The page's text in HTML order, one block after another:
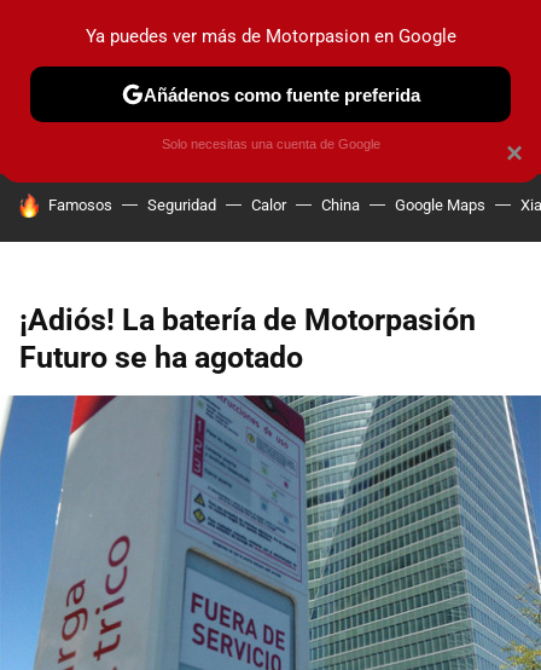
PRUEBAS COCHES ELÉCTRICOS OBSERVATORIO
HOY SE HABLA DE
Famosos Seguridad Calor China Google Maps
¡Adiós! La batería de Motorpasión
Futuro se ha agotado
×
Ya puedes ver más de Motorpasion en Google
Añádenos como fuente preferida
Solo necesitas una cuenta de Google